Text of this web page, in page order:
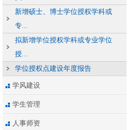
新增硕士、博士学位授权学科或
专...
拟新增学位授权学科或专业学位
授...
学位授权点建设年度报告
学风建设
学生管理
人事师资